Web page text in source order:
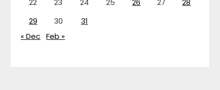
22
23 24 25 26 27
28
29
30
31
« Dec Feb »